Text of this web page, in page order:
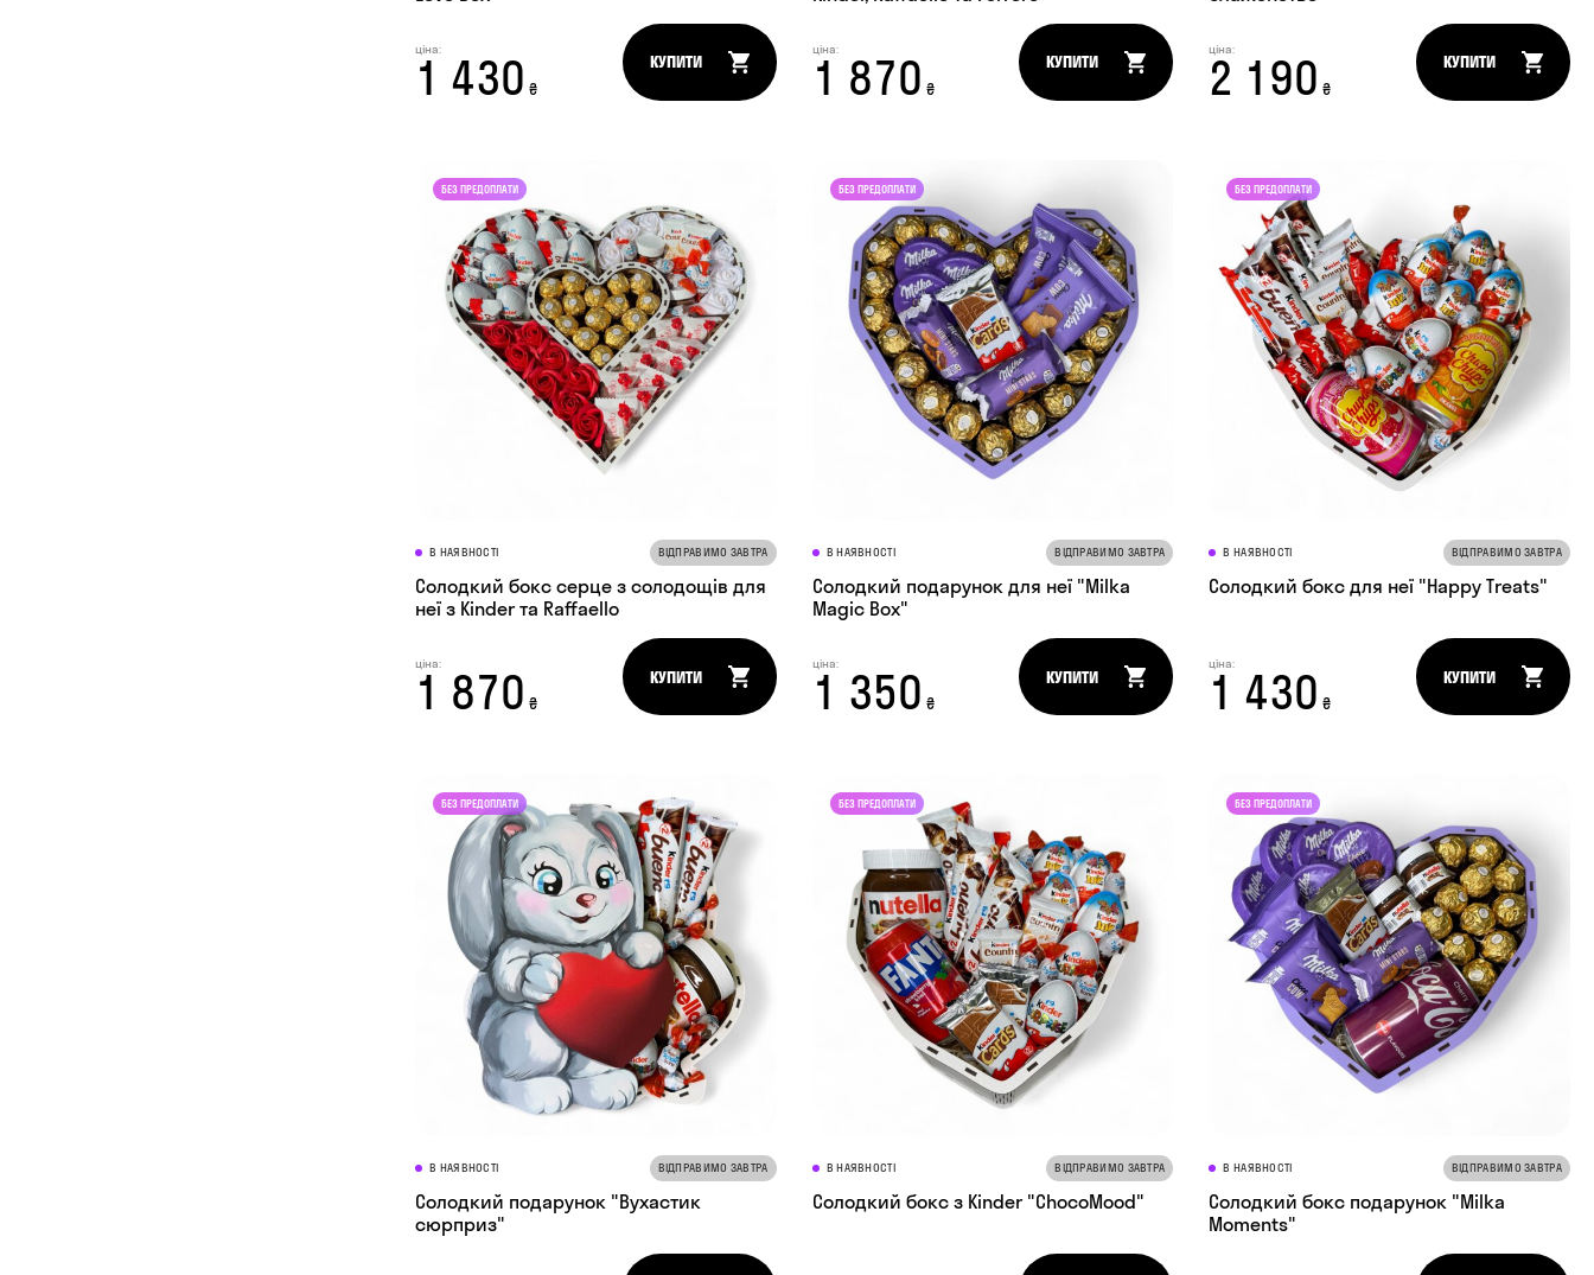
ціна:
1 430 ₴
КУПИТИ
ціна:
1 870 ₴
КУПИТИ
ціна:
2 190 ₴
КУПИТИ
В НАЯВНОСТІ ВІДПРАВИМО ЗАВТРА
Солодкий бокс серце з солодощів для
неї з Kinder та Raffaello
ціна:
1 870 ₴
КУПИТИ
В НАЯВНОСТІ ВІДПРАВИМО ЗАВТРА
Солодкий подарунок для неї "Milka
Magic Box"
ціна:
1 350 ₴
КУПИТИ
В НАЯВНОСТІ ВІДПРАВИМО ЗАВТРА
Солодкий бокс для неї "Happy Treats"
ціна:
1 430 ₴
КУПИТИ
В НАЯВНОСТІ ВІДПРАВИМО ЗАВТРА
Солодкий подарунок "Вухастик
сюрприз"
В НАЯВНОСТІ ВІДПРАВИМО ЗАВТРА
Солодкий бокс з Kinder "ChocoMood"
В НАЯВНОСТІ ВІДПРАВИМО ЗАВТРА
Солодкий бокс подарунок "Milka
Moments"